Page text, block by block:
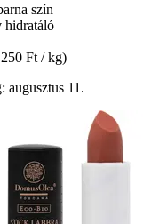
szín
hidratáló
Ft / kg)
augusztus 11.